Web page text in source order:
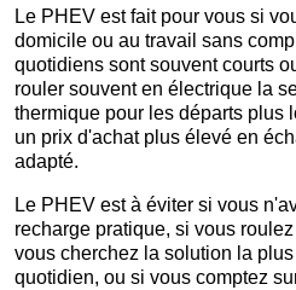
Le PHEV est fait pour vous si
domicile ou au travail sans
quotidiens sont souvent courts
rouler souvent en électrique la
thermique pour les départs plus
un prix d'achat plus élevé en
adapté.
Le PHEV est à éviter si vous
recharge pratique, si vous
vous cherchez la solution la
quotidien, ou si vous comptez